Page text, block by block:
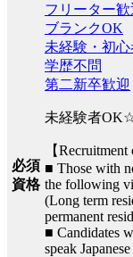
必須
資格
フリーター歓
ブランクOK
未経験・初
学歴不問
第二新卒歓迎
未経験者
【
■ Those with
the following
(Long term
permanent
■ Candidates
speak